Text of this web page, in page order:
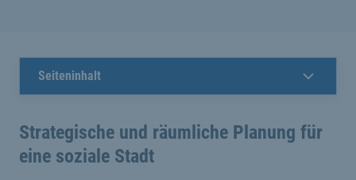
Seiteninhalt
Strategische und räumliche Planung für
eine soziale Stadt